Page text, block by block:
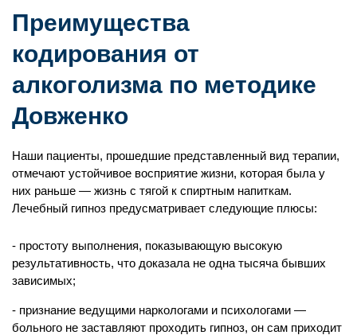
от 10 000 ₽ / сутки
Постановка капельниц (очищающие,
Преимущества
кодирования от
алкоголизма по методике
Довженко
Наши пациенты, прошедшие представленный вид терапии,
отмечают устойчивое восприятие жизни, которая была у
них раньше — жизнь с тягой к спиртным напиткам.
Лечебный гипноз предусматривает следующие плюсы:
простоту выполнения, показывающую высокую
результативность, что доказала не одна тысяча бывших
зависимых;
признание ведущими наркологами и психологами —
больного не заставляют проходить гипноз, он сам приходит